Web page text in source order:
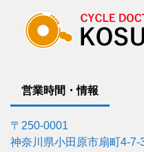
営業時間・情報
〒250-0001
神奈川県小田原市扇町4-7-